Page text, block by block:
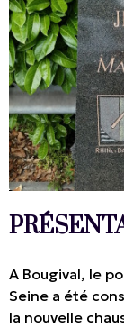
A Bougival, le
Seine a été
la nouvelle